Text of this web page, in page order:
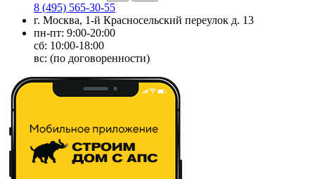
8 (495) 565-30-55
г. Москва, 1-й Красносельский переулок д. 13
пн-пт: 9:00-20:00
сб: 10:00-18:00
вс: (по договоренности)